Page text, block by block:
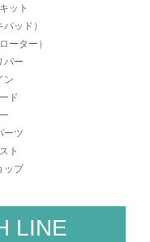
ット
ッド）
ーター）
パー
ン
ド
ーツ
ト
ップ
LINE